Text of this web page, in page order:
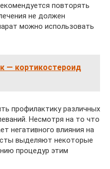
повторять
не должен
можно использовать
— кортикостероид
профилактику различных
Несмотря на то что
негативного влияния на
выделяют некоторые
процедур этим